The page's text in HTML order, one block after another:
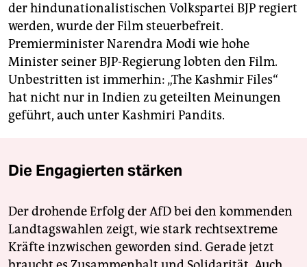
der hindunationalistischen Volkspartei BJP regiert
werden, wurde der Film steuerbefreit.
Premierminister Narendra Modi wie hohe
Minister seiner BJP-Regierung lobten den Film.
Unbestritten ist immerhin: „The Kashmir Files“
hat nicht nur in Indien zu geteilten Meinungen
geführt, auch unter Kashmiri Pandits.
Die Engagierten stärken
Der drohende Erfolg der AfD bei den kommenden
Landtagswahlen zeigt, wie stark rechtsextreme
Kräfte inzwischen geworden sind. Gerade jetzt